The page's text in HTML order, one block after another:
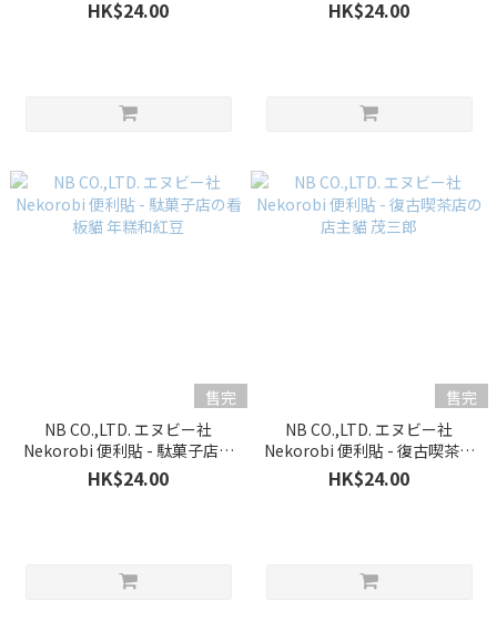
HK$24.00 HK$24.00
售完
NB CO.,LTD. エヌビー社
Nekorobi 便利貼 - 駄菓子店の
看板貓 年糕和紅豆
HK$24.00
售完
NB CO.,LTD. エヌビー社
Nekorobi 便利貼 - 復古喫茶店
の店主貓 茂三郎
HK$24.00